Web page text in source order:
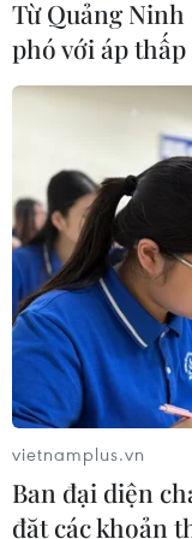
Cơ cấu, số
trưởng, hiệu phó
07/08/2026 05:40
Tổng Biên tập:
Phó Tổng Biên tập:
Từ Quảng
phó với áp
vietnamplus.vn
Ban đại diện
đặt các khoản